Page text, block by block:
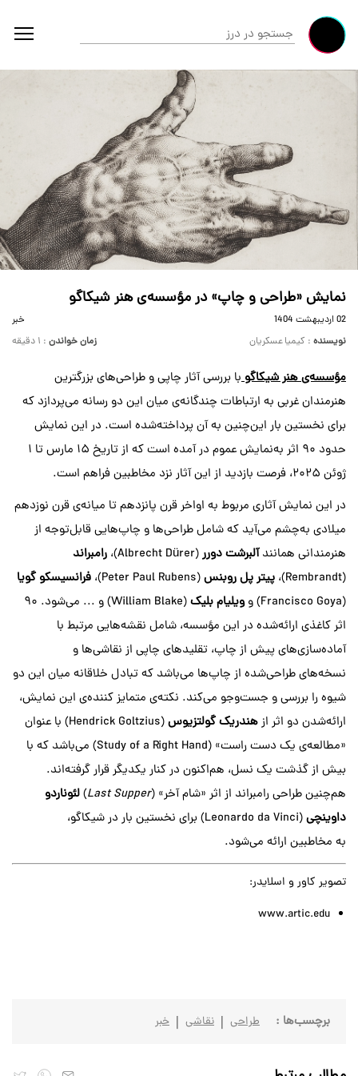
نمایش «طراحی و چاپ» در مؤسسه‌ی هنر شیکاگو
02 ارديبهشت 1404
خبر
نویسنده : کیمیا عسکریان زمان خواندن : ۱ دقیقه
مؤسسه‌ی هنر شیکاگوبا بررسی آثار چاپی و طراحی‌های بزرگترین
هنرمندان غربی به ارتباطات چندگانه‌ی میان این دو رسانه می‌پردازد که
برای نخستین بار این‌چنین به آن پرداخته‌شده است. در این نمایش
حدود ۹۰ اثر به‌نمایش عموم در آمده‌ است که از تاریخ ۱۵ مارس تا ۱
ژوئن ۲۰۲۵، فرصت بازدید از این آثار نزد مخاطبین فراهم است.
در این نمایش آثاری مربوط به اواخر قرن پانزدهم تا میانه‌ی قرن نوزدهم
میلادی به‌چشم می‌آید که شامل طراحی‌ها و چاپ‌‌هایی قابل‌توجه از
هنرمندانی همانندآلبرشت دورر(Albrecht Dürer)،
رامبراند
(Rembrandt)،
پیتر پل روبنس(Peter Paul Rubens)،
فرانسیسکو گویا
(Francisco Goya) و
ویلیام بلیک
(William Blake) و ... می‌شود. ۹۰
اثر کاغذی ارائه‌شده در این مؤسسه، شامل نقشه‌هایی مرتبط با
آماده‌سازی‌‌های پیش از چاپ، تقلیدهای چاپی از نقاشی‌ها و
نسخه‌های طراحی‌شده از چاپ‌ها می‌باشد که تبادل خلاقانه میان این دو
شیوه‌ را بررسی و جست‌و‌جو می‌کند. نکته‌ی متمایز کننده‌ی این نمایش،
ارائه‌شدن دو اثر ازهندریک گولتزیوس(Hendrick Goltzius)
با عنوان
«مطالعه‌ی یک دست راست» (Study of a Right Hand) می‌باشد که با
بیش از گذشت یک نسل، هم‌اکنون در کنار یکدیگر قرار گرفته‌اند.
هم‌چنین طراحی‌ رامبراند از اثر «شام‌ آخر» (Last Supper
)لئوناردو
داوینچی
(Leonardo da Vinci) برای نخستین بار در شیکاگو،
به مخاطبین ارائه می‌شود.
تصویر کاور و اسلایدر:
www.artic.edu
برچسب‌ها : طراحی نقاشی خبر